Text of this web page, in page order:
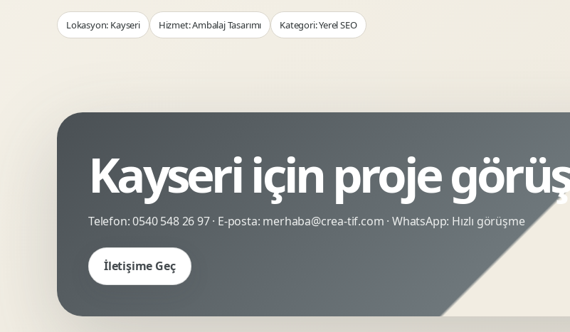
Mikro Animasyon Tasarimi
Urun Tanitim Animasyonu
Interaktif Kampanya
Lokasyon: Kayseri Hizmet: Ambalaj Tasarımı Kategori: Yerel SEO
Kayseri için proje
Telefon:0540 548 26 97· E-posta: merhaba@crea-tif.com · WhatsApp: Hızlı görüşme
İletişime Geç